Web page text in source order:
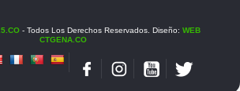
- Todos Los Derechos Reservados. Diseño: WEB
CTGENA.CO